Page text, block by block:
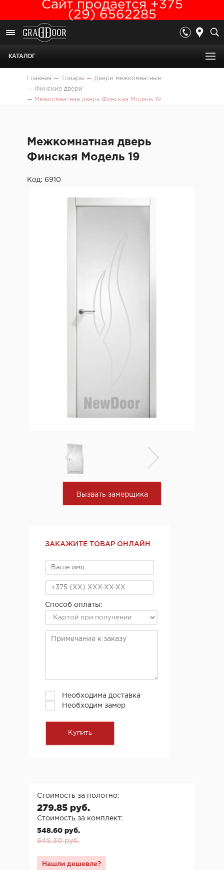
Сайт продается +375
(29) 6562285
КАТАЛОГ
Главная — Товары — Двери межкомнатные
— Финские двери
—
Межкомнатная дверь Финская Модель 19
Межкомнатная дверь
Финская Модель 19
Код: 6910
Вызвать замерщика
ЗАКАЖИТЕ ТОВАР ОНЛАЙН
Способ оплаты:
Необходима доставка
Необходим замер
Стоимость за полотно:
279.85 руб.
Стоимость за комплект:
548.60 руб.
645.30 руб.
Нашли дешевле?